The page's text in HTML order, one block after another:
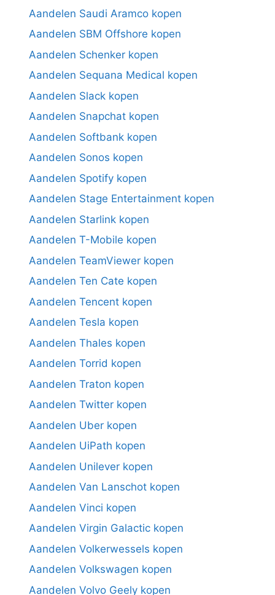
Aandelen Saudi Aramco kopen
Aandelen SBM Offshore kopen
Aandelen Schenker kopen
Aandelen Sequana Medical kopen
Aandelen Slack kopen
Aandelen Snapchat kopen
Aandelen Softbank kopen
Aandelen Sonos kopen
Aandelen Spotify kopen
Aandelen Stage Entertainment kopen
Aandelen Starlink kopen
Aandelen T-Mobile kopen
Aandelen TeamViewer kopen
Aandelen Ten Cate kopen
Aandelen Tencent kopen
Aandelen Tesla kopen
Aandelen Thales kopen
Aandelen Torrid kopen
Aandelen Traton kopen
Aandelen Twitter kopen
Aandelen Uber kopen
Aandelen UiPath kopen
Aandelen Unilever kopen
Aandelen Van Lanschot kopen
Aandelen Vinci kopen
Aandelen Virgin Galactic kopen
Aandelen Volkerwessels kopen
Aandelen Volkswagen kopen
Aandelen Volvo Geely kopen